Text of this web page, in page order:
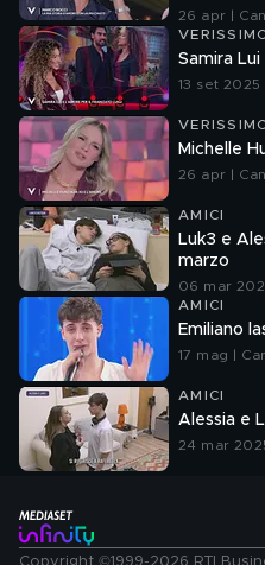
26 apr |
Samira
13 set 2025
Michelle
26 apr |
AMICI
Luk3 e
marzo
06 mar
AMICI
Emiliano
17 mag |
AMICI
Alessia e
24 mar